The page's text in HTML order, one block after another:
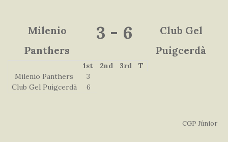
Milenio
Panthers
3 - 6
Club Gel
Puigcerdà
1st 2nd 3rd
T
Milenio Panthers
3
Club Gel Puigcerdà
6
CGP Júnior